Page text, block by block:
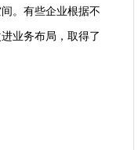
。有些企业根据不
业务布局，取得了